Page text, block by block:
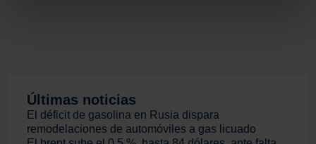
datos personales y establezca sus preferencias en la
sección de datos. Puede cambiar o retirar su
consentimiento en cualquier momento en la Declaración
Últimas noticias
El déficit de gasolina en Rusia dispara
remodelaciones de automóviles a gas licuado